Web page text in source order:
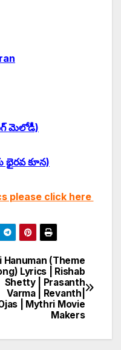
మెలోడీ)
భైరవ కూన)
please click here
Hanuman (Theme
Lyrics | Rishab
Shetty | Prasanth
Varma | Revanth|
| Mythri Movie
Makers